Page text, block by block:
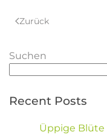
Zurück
Suchen
Recent Posts
Üppige Blüte